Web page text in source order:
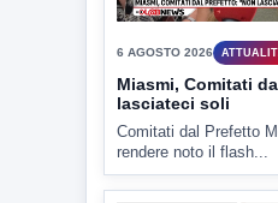
ULTIMI VIDEO